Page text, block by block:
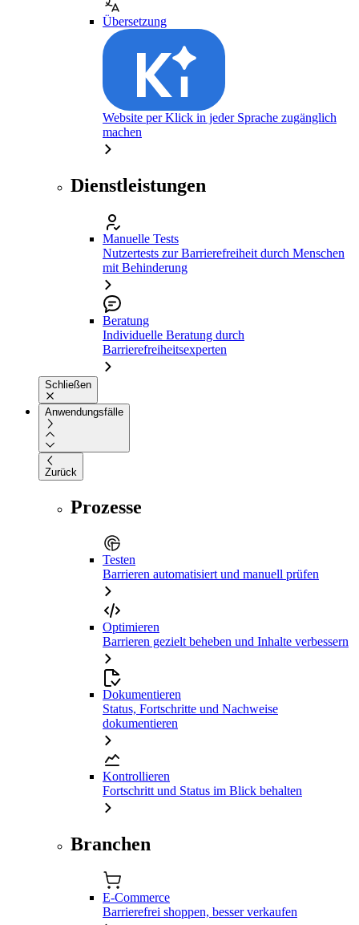
Übersetzung
Website per Klick in jeder Sprache zugänglich
machen
Dienstleistungen
Manuelle Tests
Nutzertests zur Barrierefreiheit durch Menschen
mit Behinderung
Beratung
Individuelle Beratung durch
Barrierefreiheitsexperten
Schließen
Anwendungsfälle
Zurück
Prozesse
Testen
Barrieren automatisiert und manuell prüfen
Optimieren
Barrieren gezielt beheben und Inhalte verbessern
Dokumentieren
Status, Fortschritte und Nachweise
dokumentieren
Kontrollieren
Fortschritt und Status im Blick behalten
Branchen
E-Commerce
Barrierefrei shoppen, besser verkaufen